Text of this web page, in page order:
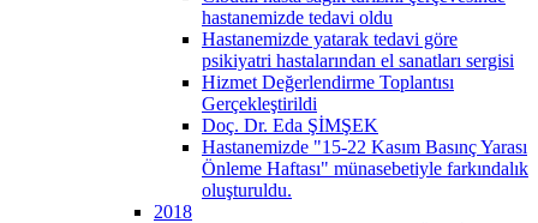
hastanemizde tedavi oldu
Hastanemizde yatarak tedavi göre
psikiyatri hastalarından el sanatları sergisi
Hizmet Değerlendirme Toplantısı
Gerçekleştirildi
Doç. Dr. Eda ŞİMŞEK
Hastanemizde "15-22 Kasım Basınç Yarası
Önleme Haftası" münasebetiyle farkındalık
oluşturuldu.
2018